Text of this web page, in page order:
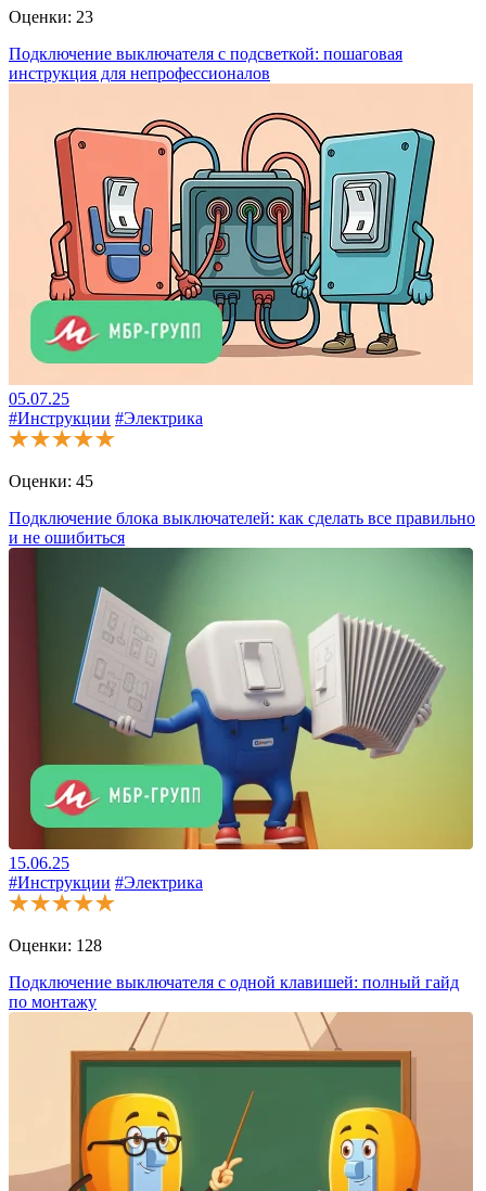
Оценки: 23
Подключение выключателя с подсветкой: пошаговая
инструкция для непрофессионалов
05.07.25
#Инструкции #Электрика
Оценки: 45
Подключение блока выключателей: как сделать все правильно
и не ошибиться
15.06.25
#Инструкции #Электрика
Оценки: 128
Подключение выключателя с одной клавишей: полный гайд
по монтажу